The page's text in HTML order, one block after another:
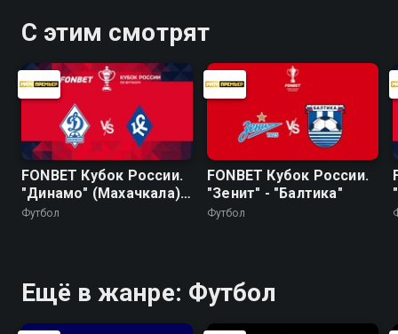
С этим смотрят
FONBET Кубок России.
"Динамо" (Махачкала) -
"Крылья Советов"
Футбол
FONBET Кубок России.
"Зенит" - "Балтика"
Футбол
Ещё в жанре: Футбол